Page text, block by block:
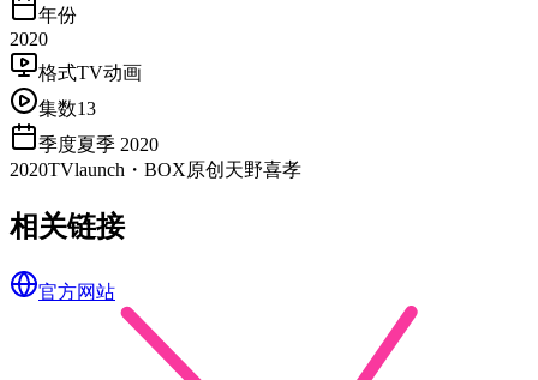
年份
2020
格式TV动画
集数13
季度夏季 2020
2020TVlaunch・BOX原创 天野喜孝
相关链接
官方网站